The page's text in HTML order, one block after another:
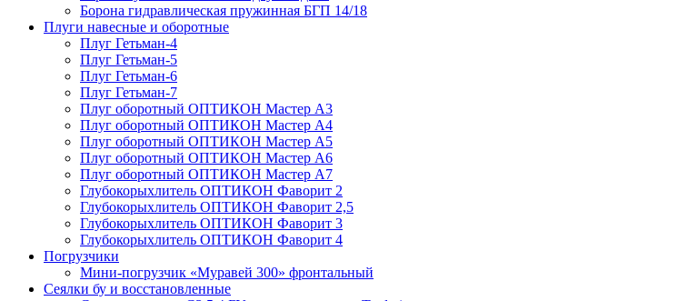
Борона гидравлическая пружинная БГП 14/18
Плуги навесные и оборотные
Плуг Гетьман-4
Плуг Гетьман-5
Плуг Гетьман-6
Плуг Гетьман-7
Плуг оборотный ОПТИКОН Мастер А3
Плуг оборотный ОПТИКОН Мастер А4
Плуг оборотный ОПТИКОН Мастер А5
Плуг оборотный ОПТИКОН Мастер А6
Плуг оборотный ОПТИКОН Мастер А7
Глубокорыхлитель ОПТИКОН Фаворит 2
Глубокорыхлитель ОПТИКОН Фаворит 2,5
Глубокорыхлитель ОПТИКОН Фаворит 3
Глубокорыхлитель ОПТИКОН Фаворит 4
Погрузчики
Мини-погрузчик «Муравей 300» фронтальный
Сеялки бу и восстановленные